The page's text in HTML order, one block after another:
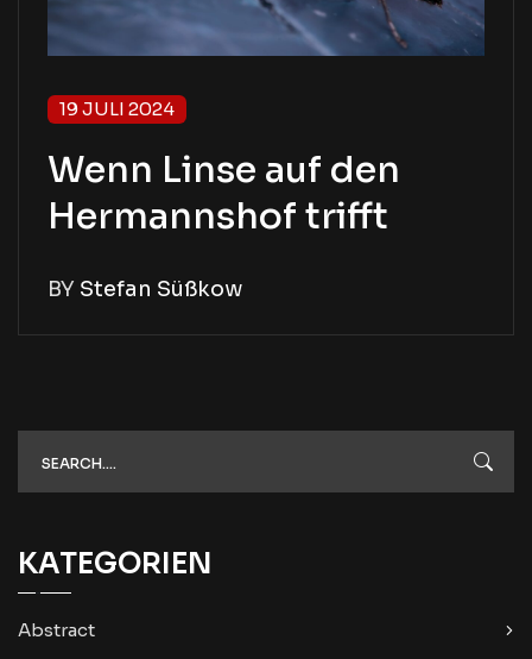
19 JULI 2024
Wenn Linse auf den
Hermannshof trifft
BY Stefan Süßkow
KATEGORIEN
Abstract